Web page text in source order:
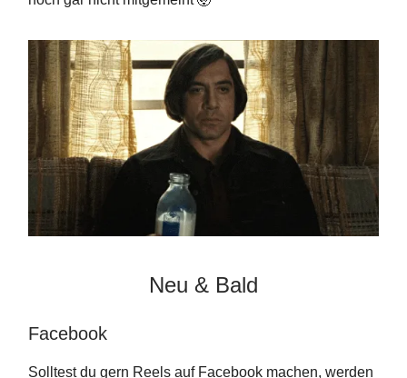
Neu & Bald
Facebook
Solltest du gern Reels auf Facebook machen, werden